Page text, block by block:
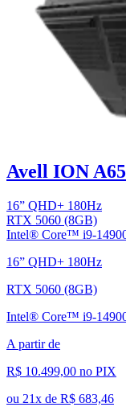
Avell ION A65
16” QHD+ 180Hz
RTX 5060 (8GB)
Intel® Core™ i9-
16” QHD+ 180Hz
RTX 5060 (8GB)
Intel® Core™ i9-
A partir de
R$ 10.499,00 no PIX
ou 21x de R$ 683,46